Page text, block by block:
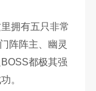
拥有五只非常
阵阵主、幽灵
都极其强
。